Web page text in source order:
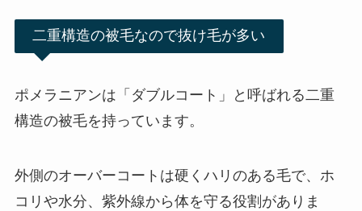
二重構造の被毛なので抜け毛が多い
ポメラニアンは「ダブルコート」と呼ばれる二重
構造の被毛を持っています。
外側のオーバーコートは硬くハリのある毛で、ホ
コリや水分、紫外線から体を守る役割がありま